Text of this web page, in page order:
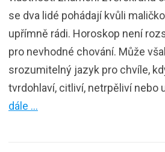
se dva lidé pohádají kvůli
upřímně rádi. Horoskop není
pro nevhodné chování. Může
srozumitelný jazyk pro chvíle,
tvrdohlaví, citliví, netrpěliví nebo
dále …